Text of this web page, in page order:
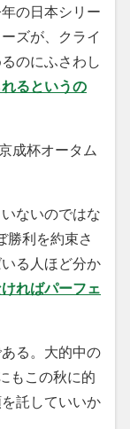
の日本シリー
ズが、クライ
のにふさわし
るというの
成杯オータム
ないのではな
勝利を約束さ
る人ほど分か
ればパーフェ
る。大的中の
もこの秋に的
託していいか